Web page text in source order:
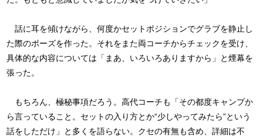
話に耳を傾けながら、何度かセットポジションでグラブを静止し
た際のポーズを作った。それをまた両コーチからチェックを受け、
具体的な内容については「まあ、いろいろありますから」と煙幕を
張った。
もちろん、極秘事項だろう。高代コーチも「その都度キャンプか
ら言っていること。セットの入り方とか“少しやってみたら”という
話をしただけ」と多くを語らない。クセの有無も含め、詳細は不